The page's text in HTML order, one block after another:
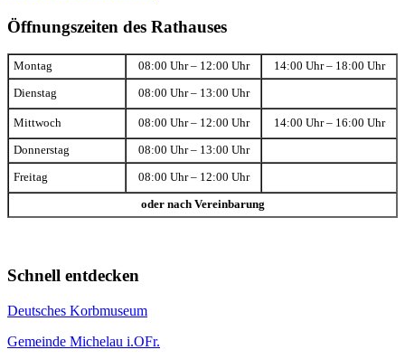
Öffnungszeiten des Rathauses
Montag 08:00 Uhr – 12:00 Uhr 14:00 Uhr – 18:00 Uhr
Dienstag 08:00 Uhr – 13:00 Uhr
Mittwoch 08:00 Uhr – 12:00 Uhr 14:00 Uhr – 16:00 Uhr
Donnerstag 08:00 Uhr – 13:00 Uhr
Freitag 08:00 Uhr – 12:00 Uhr
oder nach Vereinbarung
Schnell entdecken
Deutsches Korbmuseum
Gemeinde Michelau i.OFr.